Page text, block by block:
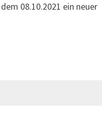
08.10.2021 ein neuer